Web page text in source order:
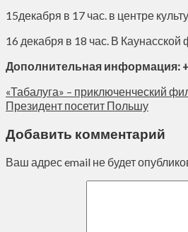
15декабря в 17 час. в центре
16 декабря в 18 час. В
Дополнительная информация:
«Табалуга» – приключенческий
Президент посетит Польшу
Добавить комментарий
Ваш адрес email не будет